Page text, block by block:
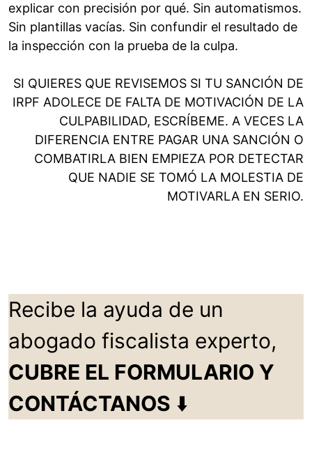
explicar con precisión por qué. Sin automatismos.
Sin plantillas vacías. Sin confundir el resultado de
la inspección con la prueba de la culpa.
SI QUIERES QUE REVISEMOS SI TU SANCIÓN DE
IRPF ADOLECE DE FALTA DE MOTIVACIÓN DE LA
CULPABILIDAD, ESCRÍBEME. A VECES LA
DIFERENCIA ENTRE PAGAR UNA SANCIÓN O
COMBATIRLA BIEN EMPIEZA POR DETECTAR
QUE NADIE SE TOMÓ LA MOLESTIA DE
MOTIVARLA EN SERIO.
Recibe la ayuda de un
abogado fiscalista experto,
CUBRE EL FORMULARIO Y
CONTÁCTANOS ⬇️